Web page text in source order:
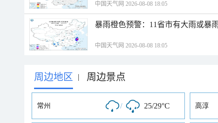
中国天气网 2026-08-08 18:05
暴雨橙色预警：11省市有大雨或暴
中国天气网 2026-08-08 18:05
周边地区 | 周边景点
常州 / 25/29°C 高淳